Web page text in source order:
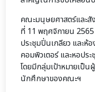
คณะมนุษยศาสตร์และสั
ที่ 11 พฤศจิกายน
ประชุมปิ่นเกลียว และห้
คอมพิวเตอร์ และหอปร
โดยมีกลุ่มเป้าหมายเป็น
นักศึกษาของคณะฯ